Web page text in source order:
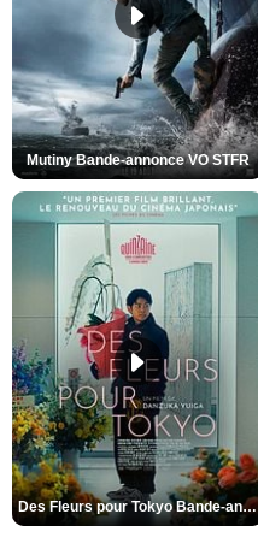
Mutiny Bande-annonce VO STFR
Des Fleurs pour Tokyo Bande-annonce VO STFR